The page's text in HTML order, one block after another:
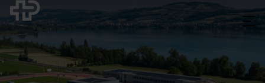
Skip to content